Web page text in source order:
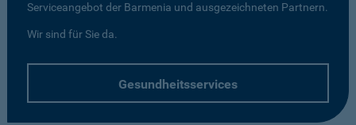
Serviceangebot der Barmenia und ausgezeichneten Partnern.
Wir sind für Sie da.
Gesundheitsservices